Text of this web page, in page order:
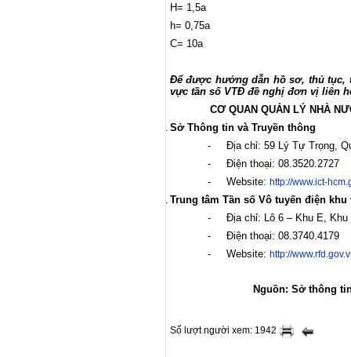
H= 1,5a
h= 0,75a
C= 10a
Để được hướng dẫn hồ sơ, thủ tục,
vực tần số VTĐ đề nghị đơn vị liên
CƠ QUAN QUẢN LÝ NHÀ
Sở Thông tin và Truyền thông
-
Địa chỉ: 59 Lý Tự Trọng,
-
Điện thoại:
-
Website: http://www.ict-
Trung tâm Tần số Vô tuyến điện khu
-
Địa chỉ: Lô 6 – Khu E, Khu
-
Điện thoại: 08.3740.4179
-
Website: http://
Nguồn: Sở thông
Số lượt người xem: 1942